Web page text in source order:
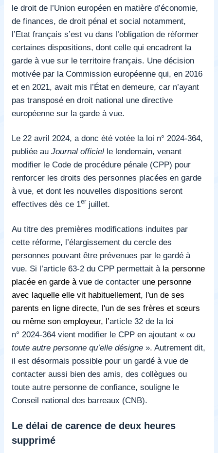
le droit de l’Union européen en matière d’économie,
de finances, de droit pénal et social notamment,
l’Etat français s’est vu dans l’obligation de réformer
certaines dispositions, dont celle qui encadrent la
garde à vue sur le territoire français. Une décision
motivée par la Commission européenne qui, en 2016
et en 2021, avait mis l’État en demeure, car n’ayant
pas transposé en droit national une directive
européenne sur la garde à vue.
Le 22 avril 2024, a donc été votée la loi n° 2024-364,
publiée au Journal officiel le lendemain, venant
modifier le Code de procédure pénale (CPP) pour
renforcer les droits des personnes placées en garde
à vue, et dont les nouvelles dispositions seront
effectives dès ce 1erjuillet.
Au titre des premières modifications induites par
cette réforme, l’élargissement du cercle des
personnes pouvant être prévenues par le gardé à
vue. Si l’article 63-2 du CPP permettait à la personne
placée en garde à vue de contacter une personne
avec laquelle elle vit habituellement, l'un de ses
parents en ligne directe, l'un de ses frères et sœurs
ou même son employeur, l’article 32 de la loi
n° 2024-364 vient modifier le CPP en ajoutant « ou
toute autre personne qu’elle désigne ». Autrement dit,
il est désormais possible pour un gardé à vue de
contacter aussi bien des amis, des collègues ou
toute autre personne de confiance, souligne le
Conseil national des barreaux (CNB).
Le délai de carence de deux heures
supprimé